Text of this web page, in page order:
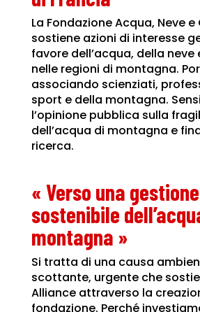
La Fondazione Acqua, Neve
sostiene azioni di interesse
favore dell’acqua, della
nelle regioni di montagna.
associando scienziati,
sport e della montagna.
l’opinione pubblica sulla
dell’acqua di montagna e
ricerca.
« Verso una gestione
sostenibile
montagna »
Si tratta di una causa
scottante, urgente che
Alliance attraverso la
fondazione. Perché